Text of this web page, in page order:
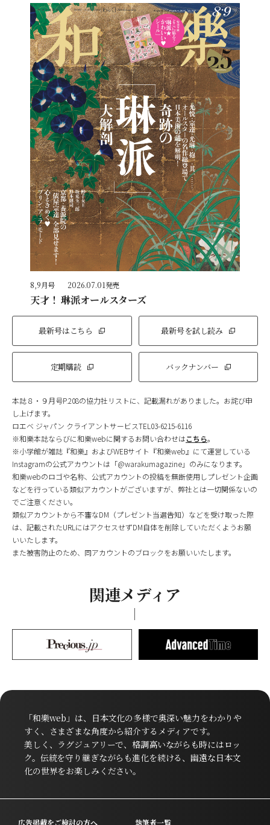
8,9月号 2026.07.01発売
天才！ 琳派オールスターズ
最新号はこちら 最新号を試し読み
定期購読 バックナンバー
本誌８・９月号P.208の協力社リストに、記載漏れがありました。お詫び申
し上げます。
ロエベ ジャパン クライアントサービスTEL03-6215-6116
※和樂本誌ならびに和樂webに関するお問い合わせはこちら。
※小学館が雑誌『和樂』およびWEBサイト『和樂web』にて運営している
Instagramの公式アカウントは「@warakumagazine」のみになります。
和樂webのロゴや名称、公式アカウントの投稿を無断使用しプレゼント企画
などを行っている類似アカウントがございますが、弊社とは一切関係ないの
でご注意ください。
類似アカウントから不審なDM（プレゼント当選告知）などを受け取った際
は、記載されたURLにはアクセスせずDM自体を削除していただくようお願
いいたします。
また被害防止のため、同アカウントのブロックをお願いいたします。
関連メディア
「和樂web」は、日本文化の多様で奥深い魅力をわかりや
すく、さまざまな角度から紹介するメディアです。
美しく、ラグジュアリーで、格調高いながらも時にはロッ
ク。伝統を守り継ぎながらも進化を続ける、幽遠な日本文
化の世界をお楽しみください。
広告掲載をご検討の方へ 執筆者一覧